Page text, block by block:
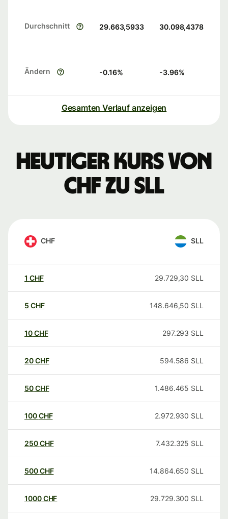
Durchschnitt 29.663,5933 30.098,4378
Ändern -0.16% -3.96%
Gesamten Verlauf anzeigen
Heutiger Kurs von
CHF zu SLL
CHF SLL
1 CHF 29.729,30 SLL
5 CHF 148.646,50 SLL
10CHF 297.293 SLL
20CHF 594.586 SLL
50CHF 1.486.465 SLL
100CHF 2.972.930 SLL
250CHF 7.432.325 SLL
500CHF 14.864.650 SLL
1000CHF 29.729.300 SLL